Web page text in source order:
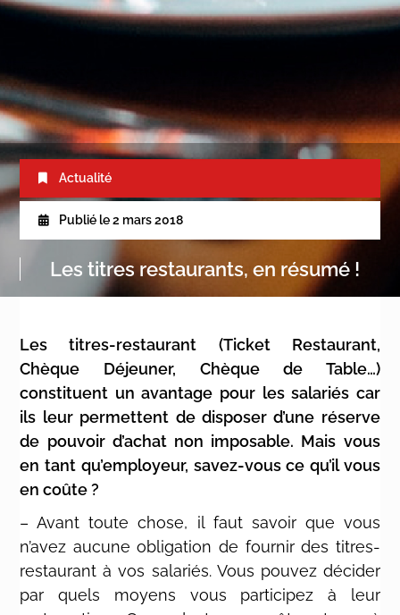
Actualité
Publié le 2 mars 2018
Les titres restaurants, en résumé !
Les titres-restaurant (Ticket Restaurant,
Chèque Déjeuner, Chèque de Table…)
constituent un avantage pour les salariés car
ils leur permettent de disposer d’une réserve
de pouvoir d’achat non imposable. Mais vous
en tant qu’employeur, savez-vous ce qu’il vous
en coûte ?
– Avant toute chose, il faut savoir que vous
n’avez aucune obligation de fournir des titres-
restaurant à vos salariés. Vous pouvez décider
par quels moyens vous participez à leur